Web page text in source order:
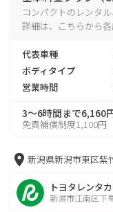
コンパクトのレンタ
詳細は、こちらから各
代表車種
ボディタイプ
営業時間
3～6時間まで6,160
免責補償制度1,100円
新潟県新潟市東区紫
トヨタレンタ
新潟市江南区下